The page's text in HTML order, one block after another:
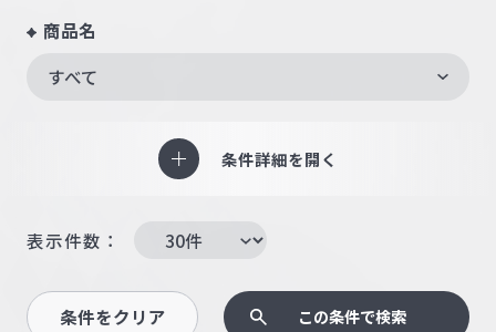
商品名
すべて
条件詳細を開く
表示件数：
条件をクリア この条件で検索